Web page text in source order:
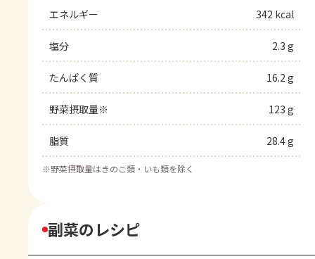
エネルギー 342 kcal
塩分 2.3 g
たんぱく質 16.2 g
野菜摂取量※ 123 g
脂質 28.4 g
※野菜摂取量はきのこ類・いも類を除く
副菜のレシピ